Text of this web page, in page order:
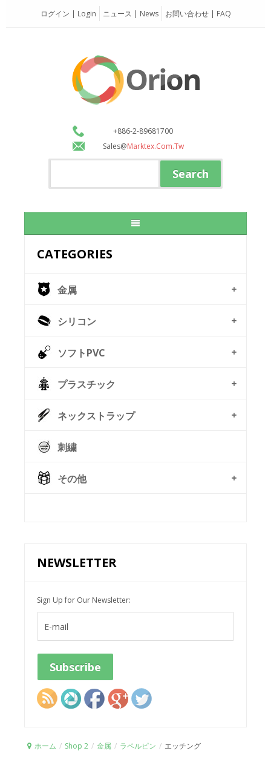
ログイン | Login ニュース | News お問い合わせ | FAQ
+886-2-89681700
Sales@Marktex.com.tw
CATEGORIES
金属
シリコン
ソフトPVC
プラスチック
ネックストラップ
刺繍
その他
NEWSLETTER
Sign Up for Our Newsletter:
ホーム / Shop 2 / 金属 / ラペルピン / エッチング